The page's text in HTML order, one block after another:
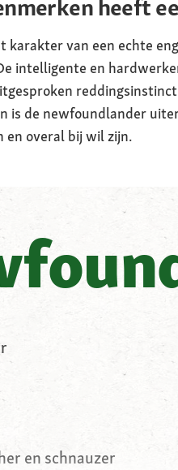
heeft
van een echte
intelligente en
is de newfoundlander
en overal bij wil zijn.
en schnauzer